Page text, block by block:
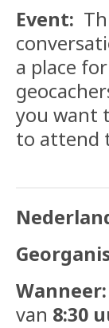
Event:
a place
you want
to attend
Wanneer:
van 8:30